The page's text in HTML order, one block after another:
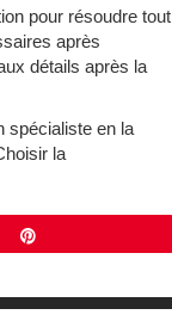
pour résoudre tout
après
détails après la
spécialiste en la
la